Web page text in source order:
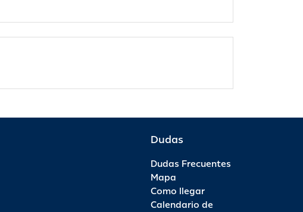
Dudas
Dudas Frecuentes
Mapa
Como llegar
Calendario de